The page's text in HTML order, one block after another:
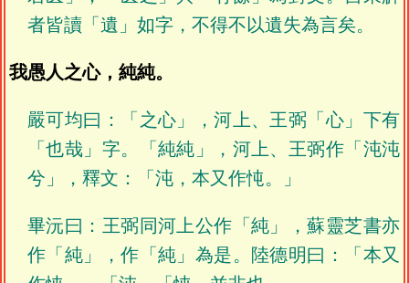
者皆讀「遺」如字，不得不以遺失為言矣。
我愚人之心，純純。
嚴可均曰：「之心」，河上、王弼「心」下有
「也哉」字。「純純」，河上、王弼作「沌沌
兮」，釋文：「沌，本又作忳。」
畢沅曰：王弼同河上公作「純」，蘇靈芝書亦
作「純」，作「純」為是。陸德明曰：「本又